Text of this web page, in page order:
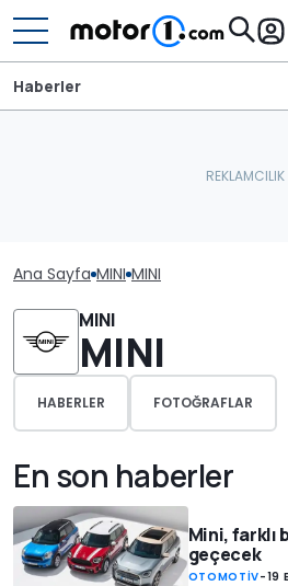
Haberler
Ana Sayfa MINI MINI
MINI
MINI
HABERLER FOTOĞRAFLAR
En son haberler
Mini, farklı
geçecek
OTOMOTİV-19